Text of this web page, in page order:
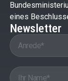
eines
Newsletter